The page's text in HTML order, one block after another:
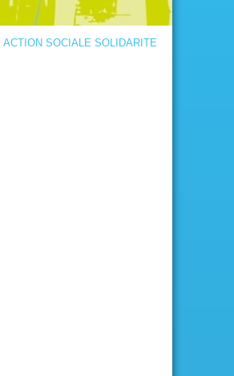
ACTION SOCIALE SOLIDARITE